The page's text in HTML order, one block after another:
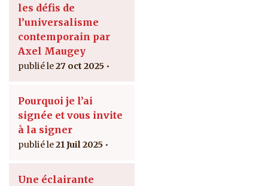
les défis de
l’universalisme
contemporain par
Axel Maugey
27 oct 2025
Pourquoi je l’ai
signée et vous invite
à la signer
21 Juil 2025
Une éclairante